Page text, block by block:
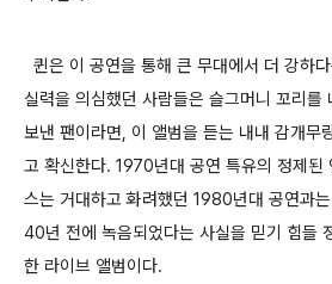
퀸은 이 공연을 통해 큰 무대에서 더 강하
실력을 의심했던 사람들은 슬그머니 꼬리를
보낸 팬이라면, 이 앨범을 듣는 내내 감개무
고 확신한다. 1970년대 공연 특유의 정제된
스는 거대하고 화려했던 1980년대 공연과
40년 전에 녹음되었다는 사실을 믿기 힘들
한 라이브 앨범이다.